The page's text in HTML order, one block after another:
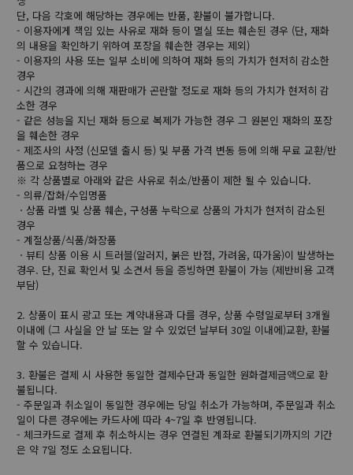
단, 다음 각호에 해당하는 경우에는 반품, 환불이 불가합니다.
- 이용자에게 책임 있는 사유로 재화 등이 멸실 또는 훼손된 경우 (단, 재화
의 내용을 확인하기 위하여 포장을 훼손한 경우는 제외)
- 이용자의 사용 또는 일부 소비에 의하여 재화 등의 가치가 현저히 감소한
경우
- 시간의 경과에 의해 재판매가 곤란할 정도로 재화 등의 가치가 현저히 감
소한 경우
- 같은 성능을 지닌 재화 등으로 복제가 가능한 경우 그 원본인 재화의 포장
을 훼손한 경우
- 제조사의 사정 (신모델 출시 등) 및 부품 가격 변동 등에 의해 무료 교환/반
품으로 요청하는 경우
※ 각 상품별로 아래와 같은 사유로 취소/반품이 제한 될 수 있습니다.
- 의류/잡화/수입명품
ㆍ상품 라벨 및 상품 훼손, 구성품 누락으로 상품의 가치가 현저히 감소된
경우
- 계절상품/식품/화장품
ㆍ뷰티 상품 이용 시 트러블(알러지, 붉은 반점, 가려움, 따가움)이 발생하는
경우. 단, 진료 확인서 및 소견서 등을 증빙하면 환불이 가능 (제반비용 고객
부담)
2. 상품이 표시 광고 또는 계약내용과 다를 경우, 상품 수령일로부터 3개월
이내에 (그 사실을 안 날 또는 알 수 있었던 날부터 30일 이내에)교환, 환불
할 수 있습니다.
3. 환불은 결제 시 사용한 동일한 결제수단과 동일한 원화결제금액으로 환
불됩니다.
- 주문일과 취소일이 동일한 경우에는 당일 취소가 가능하며, 주문일과 취소
일이 다른 경우에는 카드사에 따라 4~7일 후 반영됩니다.
- 체크카드로 결제 후 취소하시는 경우 연결된 계좌로 환불되기까지의 기간
은 약 7일 정도 소요됩니다.